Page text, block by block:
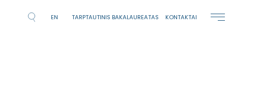
EN TARPTAUTINIS BAKALAUREATAS KONTAKTAI